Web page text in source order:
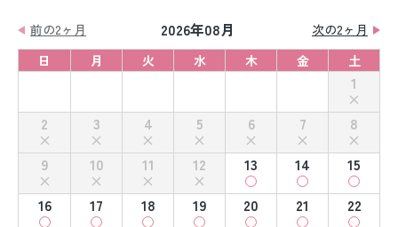
前の2ヶ月 2026年08月
次の2ヶ月
日
月 火 水 木 金 土
1
2
3 4 5 6 7
8
9
10 11 12 13 14
15
16
17 18 19 20 21
22